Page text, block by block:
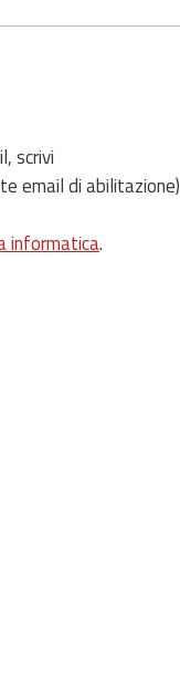
scrivi
email di abilitazione)
informatica.